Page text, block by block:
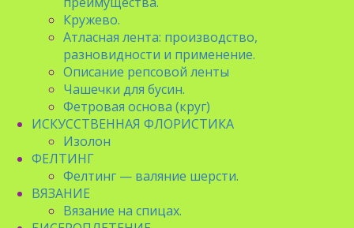
Кружево.
Атласная лента: производство,
разновидности и применение.
Описание репсовой ленты
Чашечки для бусин.
Фетровая основа (круг)
ИСКУССТВЕННАЯ ФЛОРИСТИКА
Изолон
ФЕЛТИНГ
Фелтинг — валяние шерсти.
ВЯЗАНИЕ
Вязание на спицах.